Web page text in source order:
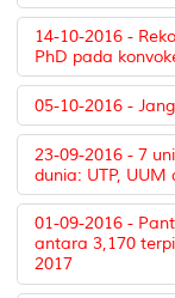
14-10-2016 -
PhD pada
05-10-2016 -
23-09-2016 - 7
dunia: UTP,
01-09-2016 -
antara 3,170
2017